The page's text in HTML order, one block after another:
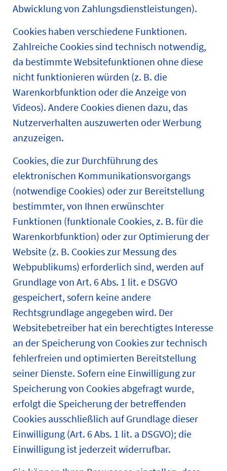
Abwicklung von Zahlungsdienstleistungen).
Cookies haben verschiedene Funktionen.
Zahlreiche Cookies sind technisch notwendig,
da bestimmte Websitefunktionen ohne diese
nicht funktionieren würden (z. B. die
Warenkorbfunktion oder die Anzeige von
Videos). Andere Cookies dienen dazu, das
Nutzerverhalten auszuwerten oder Werbung
anzuzeigen.
Cookies, die zur Durchführung des
elektronischen Kommunikationsvorgangs
(notwendige Cookies) oder zur Bereitstellung
bestimmter, von Ihnen erwünschter
Funktionen (funktionale Cookies, z. B. für die
Warenkorbfunktion) oder zur Optimierung der
Website (z. B. Cookies zur Messung des
Webpublikums) erforderlich sind, werden auf
Grundlage von Art. 6 Abs. 1 lit. e DSGVO
gespeichert, sofern keine andere
Rechtsgrundlage angegeben wird. Der
Websitebetreiber hat ein berechtigtes Interesse
an der Speicherung von Cookies zur technisch
fehlerfreien und optimierten Bereitstellung
seiner Dienste. Sofern eine Einwilligung zur
Speicherung von Cookies abgefragt wurde,
erfolgt die Speicherung der betreffenden
Cookies ausschließlich auf Grundlage dieser
Einwilligung (Art. 6 Abs. 1 lit. a DSGVO); die
Einwilligung ist jederzeit widerrufbar.